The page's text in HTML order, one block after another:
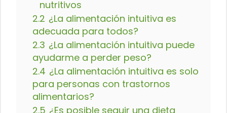
nutritivos
2.2 ¿La alimentación intuitiva es
adecuada para todos?
2.3 ¿La alimentación intuitiva puede
ayudarme a perder peso?
2.4 ¿La alimentación intuitiva es solo
para personas con trastornos
alimentarios?
2.5 ¿Es posible seguir una dieta